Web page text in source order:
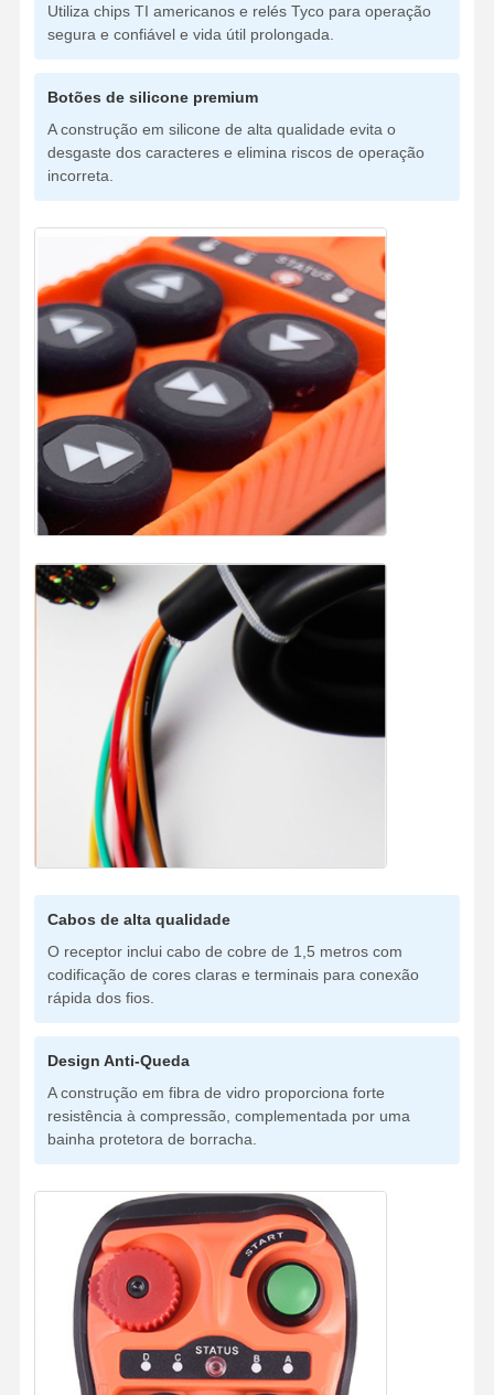
Utiliza chips TI americanos e relés Tyco para operação
segura e confiável e vida útil prolongada.
Botões de silicone premium
A construção em silicone de alta qualidade evita o
desgaste dos caracteres e elimina riscos de operação
incorreta.
Cabos de alta qualidade
O receptor inclui cabo de cobre de 1,5 metros com
codificação de cores claras e terminais para conexão
rápida dos fios.
Design Anti-Queda
A construção em fibra de vidro proporciona forte
resistência à compressão, complementada por uma
bainha protetora de borracha.